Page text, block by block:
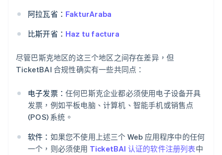
阿拉瓦省： FakturAraba
比斯开省： Haz tu factura
尽管巴斯克地区的这三个地区之间存在差异，但
TicketBAI 合规性确实有一些共同点：
电子发票： 任何巴斯克企业都必须使用电子设备开具
发票，例如平板电脑、计算机、智能手机或销售点
(POS) 系统。
软件： 如果您不使用上述三个 Web 应用程序中的任何
一个，则必须使用 TicketBAI 认证的软件注册列表中